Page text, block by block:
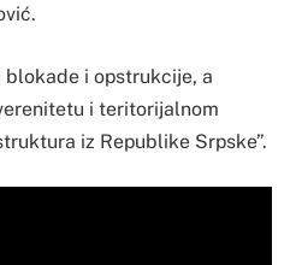
i opstrukcije, a
i teritorijalnom
iz Republike Srpske”.